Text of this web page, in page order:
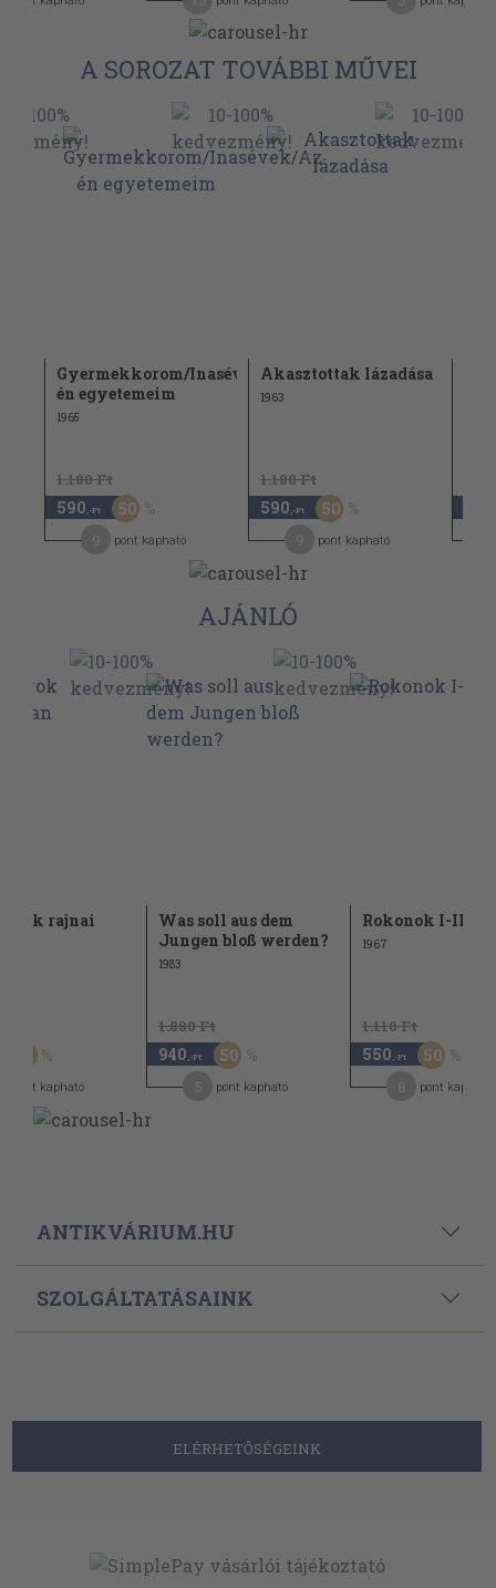
A SOROZAT TOVÁBBI MŰVEI
Gyermekkorom/Inasévek/Az
én egyetemeim
1965
1.180 Ft
590 ,-Ft 50
pont kapható
Akasztottak lázadása
1963
1.180 Ft
590 ,-Ft 50
pont kapható
AJÁNLÓ
rajnai
pont kapható
Was soll aus dem
Jungen bloß werden?
1983
1.880 Ft
940 ,-Ft 50
pont kapható
Rokonok I-II.
1967
1.110 Ft
550 ,-Ft 50
pont kapható
ANTIKVÁRIUM.HU
SZOLGÁLTATÁSAINK
ELÉRHETŐSÉGEINK